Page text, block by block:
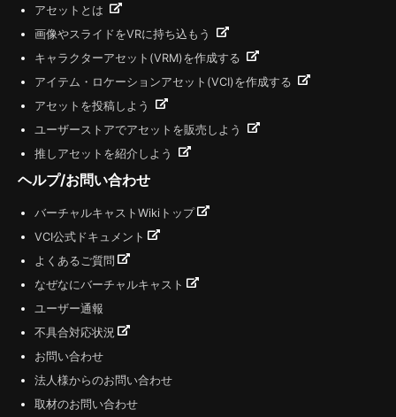
アセットとは
画像やスライドをVRに持ち込もう
キャラクターアセット(VRM)を作成する
アイテム・ロケーションアセット(VCI)を作成する
アセットを投稿しよう
ユーザーストアでアセットを販売しよう
推しアセットを紹介しよう
ヘルプ/お問い合わせ
バーチャルキャストWikiトップ
VCI公式ドキュメント
よくあるご質問
なぜなにバーチャルキャスト
ユーザー通報
不具合対応状況
お問い合わせ
法人様からのお問い合わせ
取材のお問い合わせ